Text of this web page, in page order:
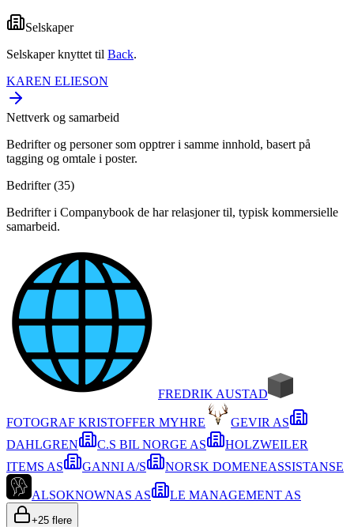
Selskaper
Selskaper knyttet til Back.
KAREN ELIESON
Nettverk og samarbeid
Bedrifter og personer som opptrer i samme innhold, basert på
tagging og omtale i poster.
Bedrifter (35)
Bedrifter i Companybook de har relasjoner til, typisk kommersielle
samarbeid.
FREDRIK AUSTAD
FOTOGRAF KRISTOFFER MYHRE
GEVIR AS
DAHLGREN
C.S BIL NORGE AS
HOLZWEILER
ITEMS AS
GANNI A/S NORSK DOMENEASSISTANSE
ALSOKNOWNAS AS LE MANAGEMENT AS
+25 flere